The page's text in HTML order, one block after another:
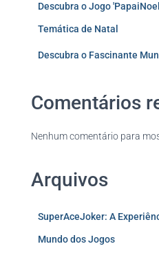
Descubra o Jogo
Temática de Natal
Descubra o Fascinante
Comentários
Nenhum comentário para
Arquivos
SuperAceJoker: A
Mundo dos Jogos